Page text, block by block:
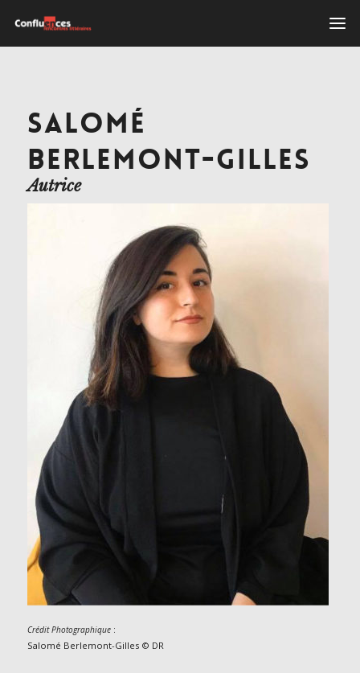
SALOMÉ
BERLEMONT-GILLES
Autrice
Crédit Photographique:
Salomé Berlemont-Gilles © DR